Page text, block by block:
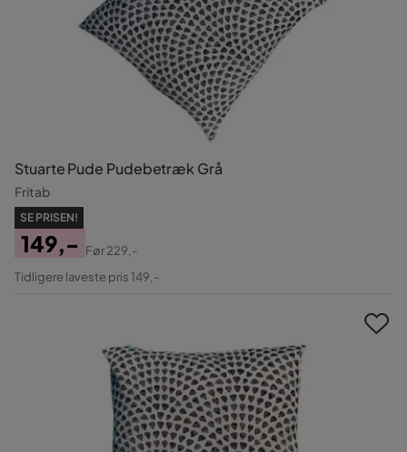
Stuarte Pude Pudebetræk Grå
Fritab
SE PRISEN!
Pris
149,-
Original
Før229,-
Tidligere laveste pris 149,-